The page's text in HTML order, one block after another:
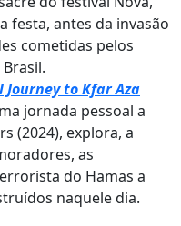
festa, antes da invasão
cometidas pelos
to Kfar Aza
jornada pessoal a
(2024), explora, a
as
do Hamas a
naquele dia.